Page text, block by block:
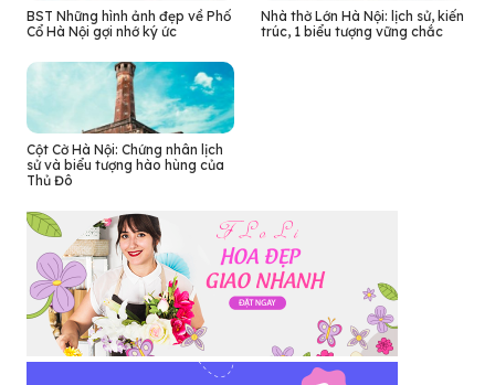
BST Những hình ảnh đẹp về Phố
Cổ Hà Nội gợi nhớ ký ức
Nhà thờ Lớn Hà Nội: lịch sử, kiến
trúc, 1 biểu tượng vững chắc
Cột Cờ Hà Nội: Chứng nhân lịch
sử và biểu tượng hào hùng của
Thủ Đô